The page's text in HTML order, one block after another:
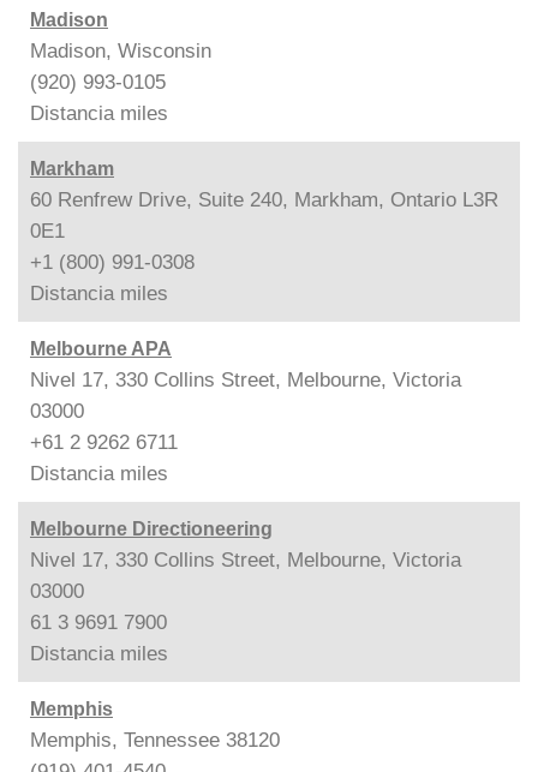
Madison
Madison, Wisconsin
(920) 993-0105
Distancia miles
Markham
60 Renfrew Drive, Suite 240, Markham, Ontario L3R
0E1
+1 (800) 991-0308
Distancia miles
Melbourne APA
Nivel 17, 330 Collins Street, Melbourne, Victoria
03000
+61 2 9262 6711
Distancia miles
Melbourne Directioneering
Nivel 17, 330 Collins Street, Melbourne, Victoria
03000
61 3 9691 7900
Distancia miles
Memphis
Memphis, Tennessee 38120